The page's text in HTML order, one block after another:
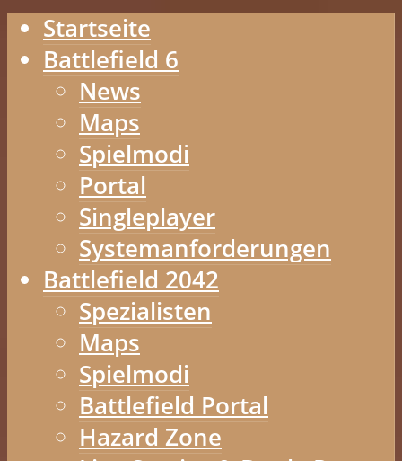
Startseite
Battlefield 6
News
Maps
Spielmodi
Portal
Singleplayer
Systemanforderungen
Battlefield 2042
Spezialisten
Maps
Spielmodi
Battlefield Portal
Hazard Zone